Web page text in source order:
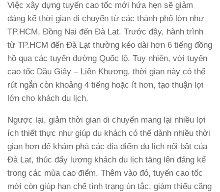
Việc xây dựng tuyến cao tốc mới hứa hẹn sẽ giảm
đáng kể thời gian di chuyển từ các thành phố lớn như
TP.HCM, Đồng Nai đến Đà Lạt. Trước đây, hành trình
từ TP.HCM đến Đà Lạt thường kéo dài hơn 6 tiếng đồng
hồ qua các tuyến đường Quốc lộ. Tuy nhiên, với tuyến
cao tốc Dầu Giây – Liên Khương, thời gian này có thể
rút ngắn còn khoảng 4 tiếng hoặc ít hơn, tạo thuận lợi
lớn cho khách du lịch.
Ngược lại, giảm thời gian di chuyển mang lại nhiều lợi
ích thiết thực như giúp du khách có thể dành nhiều thời
gian hơn để khám phá các địa điểm du lịch nổi bật của
Đà Lạt, thúc đẩy lượng khách du lịch tăng lên đáng kể
trong các mùa cao điểm. Thêm vào đó, tuyến cao tốc
mới còn giúp hạn chế tình trạng ùn tắc, giảm thiểu căng